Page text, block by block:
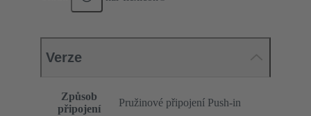
Verze
Způsob
připojení
Pružinové připojení Push-in